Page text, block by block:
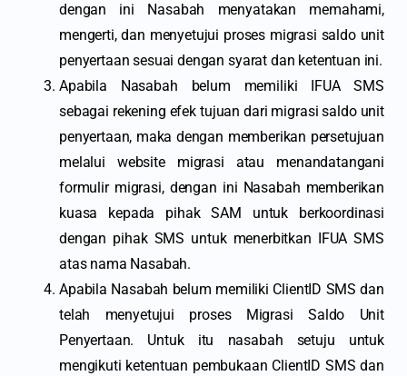
dengan ini Nasabah menyatakan memahami,
mengerti, dan menyetujui proses migrasi saldo unit
penyertaan sesuai dengan syarat dan ketentuan ini.
Apabila Nasabah belum memiliki IFUA SMS
sebagai rekening efek tujuan dari migrasi saldo unit
penyertaan, maka dengan memberikan persetujuan
melalui website migrasi atau menandatangani
formulir migrasi, dengan ini Nasabah memberikan
kuasa kepada pihak SAM untuk berkoordinasi
dengan pihak SMS untuk menerbitkan IFUA SMS
atas nama Nasabah.
Apabila Nasabah belum memiliki ClientID SMS dan
telah menyetujui proses Migrasi Saldo Unit
Penyertaan. Untuk itu nasabah setuju untuk
mengikuti ketentuan pembukaan ClientID SMS dan